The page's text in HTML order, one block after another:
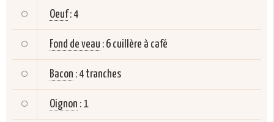
Oeuf : 4
Fond de veau : 6 cuillère à café
Bacon : 4 tranches
Oignon : 1